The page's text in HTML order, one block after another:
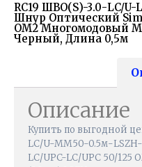
RC19 ШВО(s)-3.0-LC/U-
Шнур Оптический
OM2 Многомодовый
Черный, Длина 0,5м
Описание
Купить по выгодной
LC/U-MM50-0.5м-
LC/UPC-LC/UPC 50/